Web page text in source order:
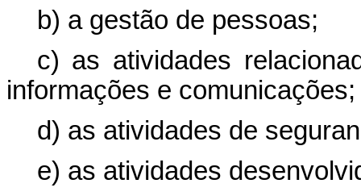
b) a gestão de pessoas;
c) as atividades
informações e comunicações;
d) as atividades de
e) as atividades